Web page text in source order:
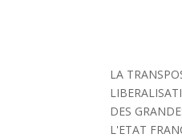
LA
DES
L'ETAT